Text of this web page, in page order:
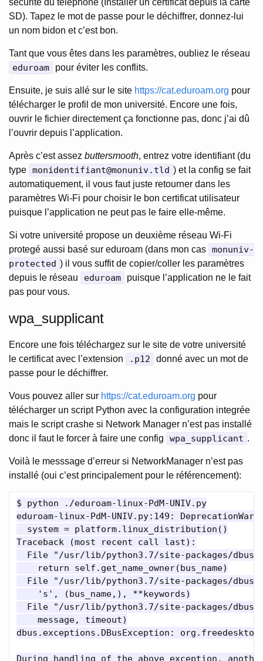
sécurité du téléphone (Installer un certificat depuis la carte
SD). Tapez le mot de passe pour le déchiffrer, donnez-lui
un nom bidon et c’est bon.
Tant que vous êtes dans les paramètres, oubliez le réseau
eduroam pour éviter les conflits.
Ensuite, je suis allé sur le site https://cat.eduroam.org pour
télécharger le profil de mon université. Encore une fois,
ouvrir le fichier directement ça fonctionne pas, donc j’ai dû
l’ouvrir depuis l’application.
Après c’est assez buttersmooth, entrez votre identifiant (du
type monidentifiant@monuniv.tld ) et la config se fait
automatiquement, il vous faut juste retourner dans les
paramètres Wi-Fi pour choisir le bon certificat utilisateur
puisque l’application ne peut pas le faire elle-même.
Si votre université propose un deuxième réseau Wi-Fi
protegé aussi basé sur eduroam (dans mon cas monuniv-
protected ) il vous suffit de copier/coller les paramètres
depuis le réseau
eduroam
puisque l’application ne le fait
pas pour vous.
wpa_supplicant
Encore une fois téléchargez sur le site de votre université
le certificat avec l’extension
.p12
donné avec un mot de
passe pour le déchiffrer.
Vous pouvez aller sur https://cat.eduroam.org pour
télécharger un script Python avec la configuration integrée
mais le script crashe si Network Manager n’est pas installé
donc il faut le forcer à faire une config
wpa_supplicant .
Voilà le messsage d’erreur si NetworkManager n’est pas
installé (oui c’est principalement pour le référencement):
$ python ./eduroam-linux-PdM-UNIV.py
eduroam-linux-PdM-UNIV.py:149:
  system = platform.linux_distribution()
Traceback (most recent call last):
File "/usr/lib/python3.7/site-packages/
    return self.get_name_owner(bus_name)
File "/usr/lib/python3.7/site-packages/
    's', (bus_name,), **keywords)
File "/usr/lib/python3.7/site-packages/
    message, timeout)
dbus.exceptions.DBusException:
During handling of the above exception,